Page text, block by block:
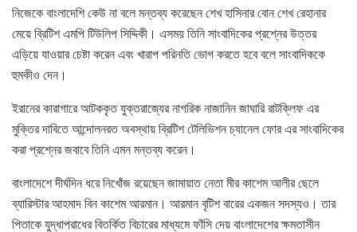
নিজেকে বাংলাদেশি কেউ না বলে মন্তব্য করেছেন শেখ হাসিনার বোন শেখ রেহানার
মেয়ে ব্রিটিশ এমপি টিউলিপ সিদ্দিকী। এসময় তিনি সাংবাদিকের প্রশ্নের উত্তর
এড়িয়ে যাওয়ার চেষ্টা করেন এবং খারাপ পরিনতি ভোগ করতে হবে বলে সাংবাদিককে
হুমকীও দেন।
ইরানের কারাগারে আটককৃত যুক্তরাজ্যের নাগরিক নাজানিন জাঘারি রাটক্লিফ এর
মুক্তির দাবিতে আন্দোলনরত অবস্থায় ব্রিটিশ টেলিভিশন চ্যানেল ফোর এর সাংবাদিকের
করা প্রশ্নের জবাবে তিনি এমন মন্তব্য করেন।
বাংলাদেশে দীর্ঘদিন ধরে নিখোঁজ রয়েছেন জামায়াত নেতা মীর কাশেম আলীর ছেলে
ব্যারিস্টার আহমাদ বিন কাশেম আরমান। আরমান বৃটিশ বারের একজন সদস্যও। তার
পিতাকে যুদ্ধাপরাধের বিতর্কিত বিচারের মাধ্যমে ফাঁসি দেয় বাংলাদেশের ক্ষমতাসীন